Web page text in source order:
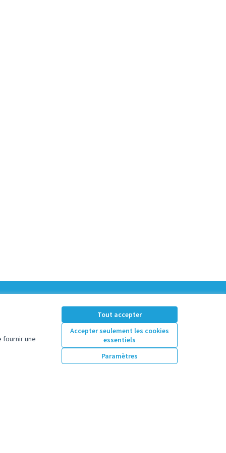
fournir une
Tout accepter
Accepter seulement les cookies
essentiels
Paramètres